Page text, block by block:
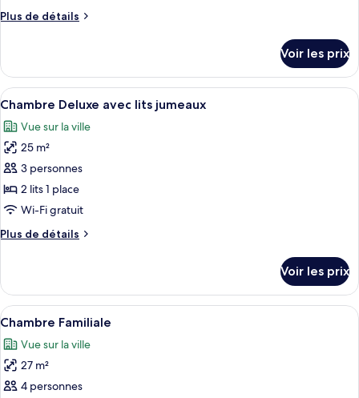
chambre :
Deluxe
Plus de détails
Plus
le
type
de
Chambre
Double
Deluxe
Voir les prix
Afficher
toutes
les
photos
pour
ce
type
chambre :
avec
lits
jumeaux
Une chambre d’hôtel avec deux lits,
8
Chambre Deluxe avec lits jumeaux
Vue sur la ville
25 m²
3 personnes
2 lits 1 place
Wi-Fi gratuit
Plus de détails
Plus
le
type
de
Chambre
Deluxe
avec
lits
Voir les prix
Afficher
toutes
les
photos
pour
Un immeuble à plusieurs étages
9
Chambre Familiale
Vue sur la ville
27 m²
4 personnes